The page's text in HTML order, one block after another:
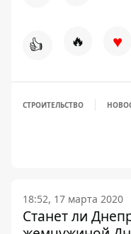
👍 🔥 ♥
СТРОИТЕЛЬСТВО
18:52, 17 марта 2020
Станет ли